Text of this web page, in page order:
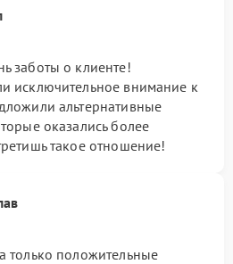
заботы о клиенте!
исключительное внимание к
альтернативные
оказались более
такое отношение!
только положительные